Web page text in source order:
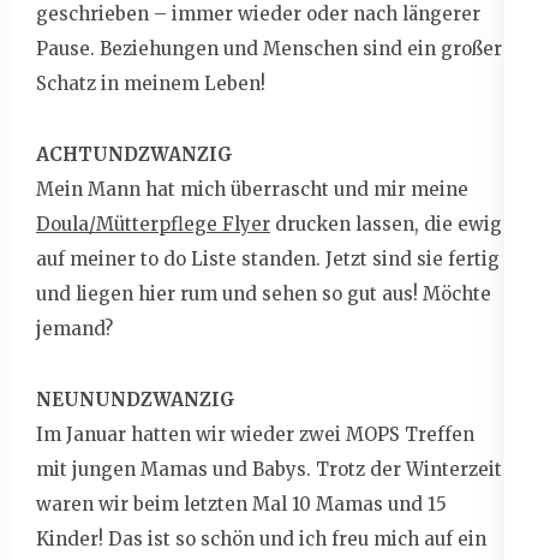
geschrieben – immer wieder oder nach längerer
Pause. Beziehungen und Menschen sind ein großer
Schatz in meinem Leben!
ACHTUNDZWANZIG
Mein Mann hat mich überrascht und mir meine
Doula/Mütterpflege Flyer drucken lassen, die ewig
auf meiner to do Liste standen. Jetzt sind sie fertig
und liegen hier rum und sehen so gut aus! Möchte
jemand?
NEUNUNDZWANZIG
Im Januar hatten wir wieder zwei MOPS Treffen
mit jungen Mamas und Babys. Trotz der Winterzeit
waren wir beim letzten Mal 10 Mamas und 15
Kinder! Das ist so schön und ich freu mich auf ein